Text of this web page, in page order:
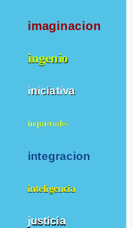
imaginacion
ingenio
iniciativa
inquietudes
integracion
inteligencia
justicia